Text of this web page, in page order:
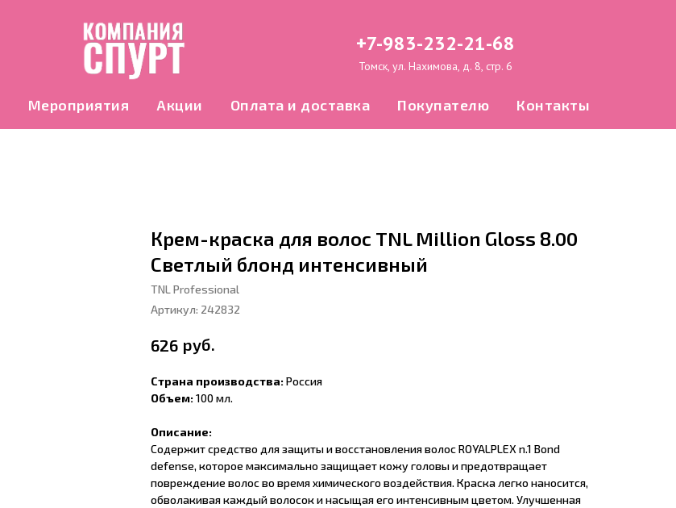
+7-983-232-21-68
Томск, ул. Нахимова, д. 8, стр. 6
Мероприятия Акции Оплата и доставка Покупателю Контакты
Крем-краска для волос TNL Million Gloss 8.00
Светлый блонд интенсивный
TNL Professional
Артикул: 242832
626 руб.
Страна производства:Россия
Объем:100 мл.
Описание:
Содержит средство для защиты и восстановления волос ROYALPLEX n.1 Bond
defense, которое максимально защищает кожу головы и предотвращает
повреждение волос во время химического воздействия. Краска легко наносится,
обволакивая каждый волосок и насыщая его интенсивным цветом. Улучшенная